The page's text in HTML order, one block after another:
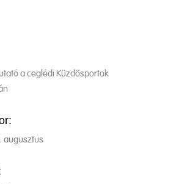
a ceglédi Küzdősportok
augusztus